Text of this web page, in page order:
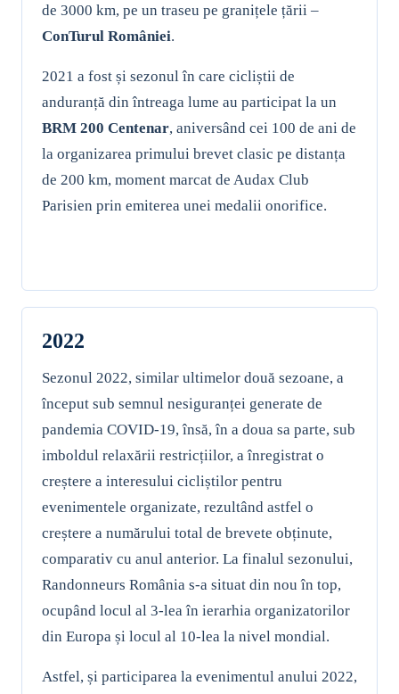
de 3000 km, pe un traseu pe granițele țării –
ConTurul României.
2021 a fost și sezonul în care cicliștii de
anduranță din întreaga lume au participat la un
BRM 200 Centenar, aniversând cei 100 de ani de
la organizarea primului brevet clasic pe distanța
de 200 km, moment marcat de Audax Club
Parisien prin emiterea unei medalii onorifice.
2022
Sezonul 2022, similar ultimelor două sezoane, a
început sub semnul nesiguranței generate de
pandemia COVID-19, însă, în a doua sa parte, sub
imboldul relaxării restricțiilor, a înregistrat o
creștere a interesului cicliștilor pentru
evenimentele organizate, rezultând astfel o
creștere a numărului total de brevete obținute,
comparativ cu anul anterior. La finalul sezonului,
Randonneurs România s-a situat din nou în top,
ocupând locul al 3-lea în ierarhia organizatorilor
din Europa și locul al 10-lea la nivel mondial.
Astfel, și participarea la evenimentul anului 2022,